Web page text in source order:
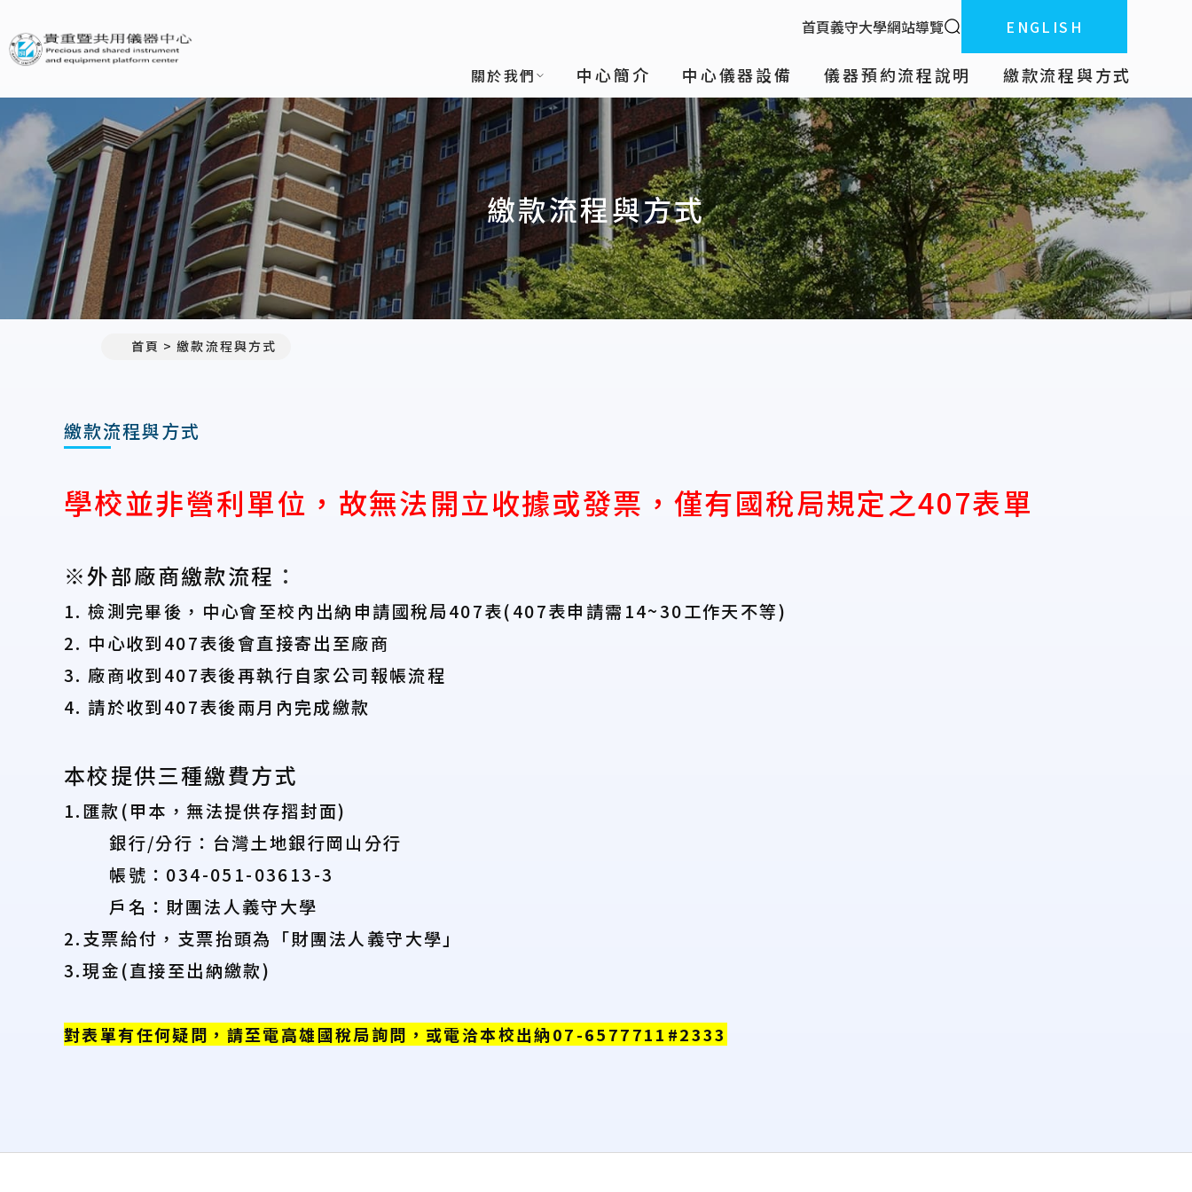
:::
首頁義守大學網站導覽 全站搜索ENGLISH
關於我們 中心簡介 中心儀器設備 儀器預約流程說明 繳款流程與方式
繳款流程與方式
首頁 繳款流程與方式
繳款流程與方式
學校並非營利單位，故無法開立收據或發票，僅有國稅局規定之407表單
※外部廠商繳款流程 ：
1. 檢測完畢後，中心會至校內出納申請國稅局407表(407表申請需14~30工作天不等)
2. 中心收到407表後會直接寄出至廠商
3. 廠商收到407表後再執行自家公司報帳流程
4. 請於收到407表後兩月內完成繳款
本校提供三種繳費方式
1.匯款(甲本，無法提供存摺封面)
銀行/分行：台灣土地銀行岡山分行
帳號：034-051-03613-3
戶名：財團法人義守大學
2.支票給付，支票抬頭為「財團法人義守大學」
3.現金(直接至出納繳款)
對表單有任何疑問，請至電高雄國稅局詢問，或電洽本校出納07-6577711#2333